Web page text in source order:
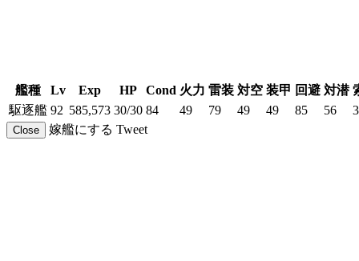
艦種 Lv Exp HP Cond 火力 雷装 対空 装甲 回避 対潜
駆逐艦 92 585,573 30/30 84 49 79 49 49 85 56
Close 嫁艦にする Tweet